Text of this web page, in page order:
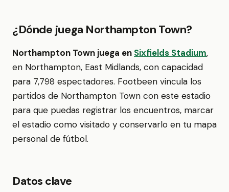
¿Dónde juega Northampton Town?
Northampton Town juega en Sixfields Stadium,
en Northampton, East Midlands, con capacidad
para 7,798 espectadores. Footbeen vincula los
partidos de Northampton Town con este estadio
para que puedas registrar los encuentros, marcar
el estadio como visitado y conservarlo en tu mapa
personal de fútbol.
Datos clave